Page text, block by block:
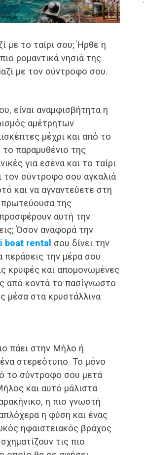
με το ταίρι σου; Ήρθε η
ρομαντικά νησιά της
με τον σύντροφο σου.
είναι αναμφισβήτητα η
αμέτρητων
μέχρι και από το
παραμυθένιο της
για εσένα και το ταίρι
σύντροφο σου αγκαλιά
και να αγναντεύετε στη
πρωτεύουσα της
προσφέρουν αυτή την
Όσον αναφορά την
boat rental σου δίνει την
περάσεις την μέρα σου
κρυφές και απομονωμένες
από κοντά το πασίγνωστο
μέσα στα κρυστάλλινα
πάει στην Μήλο ή
στερεότυπο. Το μόνο
το σύντροφο σου μετά
και αυτό μάλιστα
η πιο γνωστή
η φύση και ένας
ηφαιστειακός βράχος
τις πιο